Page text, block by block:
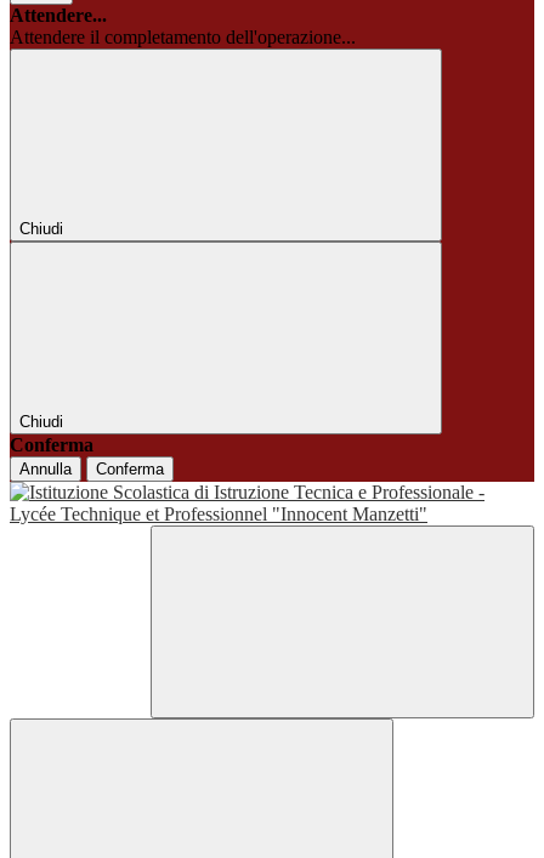
Attendere...
Attendere il completamento dell'operazione...
Chiudi
Chiudi
Conferma
Annulla Conferma